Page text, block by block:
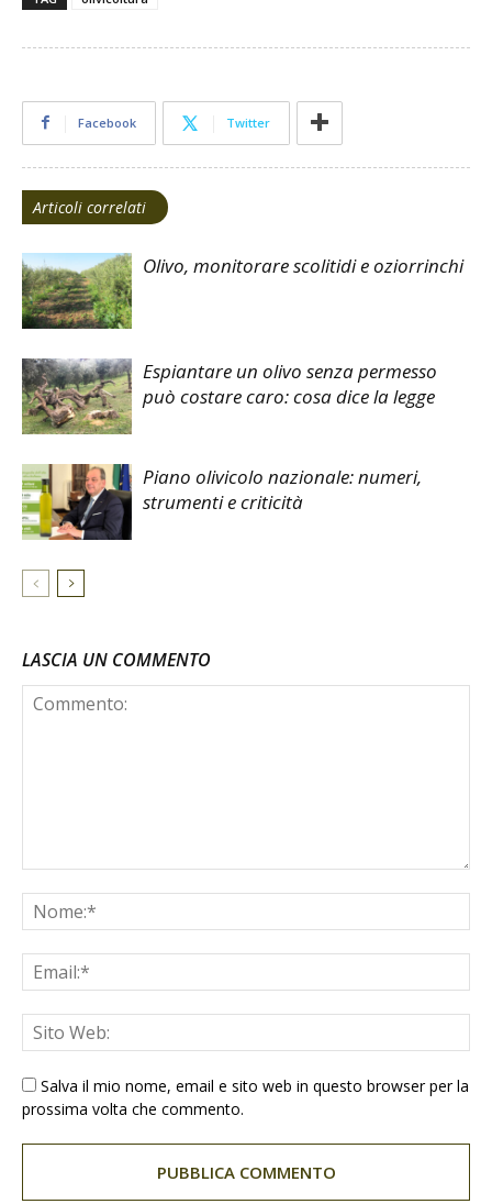
Facebook Twitter
Articoli correlati
Olivo, monitorare scolitidi e oziorrinchi
Espiantare un olivo senza permesso
può costare caro: cosa dice la legge
Piano olivicolo nazionale: numeri,
strumenti e criticità
LASCIA UN COMMENTO
Salva il mio nome, email e sito web in questo browser per la
prossima volta che commento.